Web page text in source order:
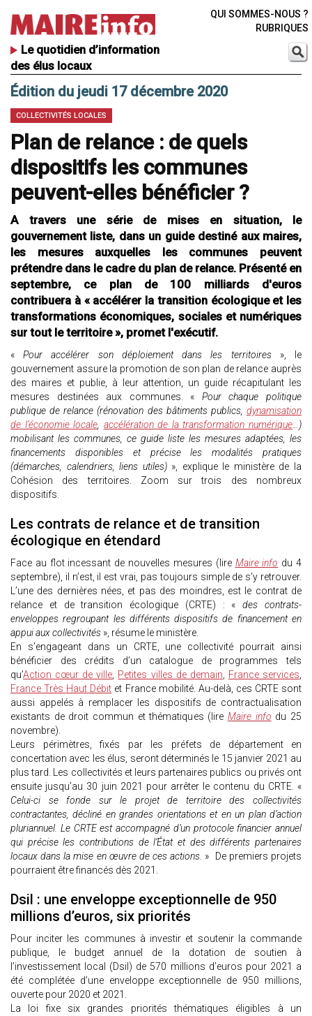
Le quotidien d’information
des élus locaux
QUI SOMMES-NOUS ?
RUBRIQUES
Édition du jeudi 17 décembre 2020
COLLECTIVITÉS LOCALES
Plan de relance : de quels
dispositifs les communes
peuvent-elles bénéficier ?
A travers une série de mises en situation, le
gouvernement liste, dans un guide destiné aux maires,
les mesures auxquelles les communes peuvent
prétendre dans le cadre du plan de relance. Présenté en
septembre, ce plan de 100 milliards d'euros
contribuera à « accélérer la transition écologique et les
transformations économiques, sociales et numériques
sur tout le territoire », promet l'exécutif.
«Pour accélérer son déploiement dans les territoires», le
gouvernement assure la promotion de son plan de relance auprès
des maires et publie, à leur attention, un guide récapitulant les
mesures destinées aux communes. « Pour chaque politique
publique de relance (rénovation des bâtiments publics, dynamisation
de l’économie locale, accélération de la transformation numérique…)
mobilisant les communes, ce guide liste les mesures adaptées, les
financements disponibles et précise les modalités pratiques
(démarches, calendriers, liens utiles)», explique le ministère de la
Cohésion des territoires. Zoom sur trois des nombreux
dispositifs.
Les contrats de relance et de transition
écologique en étendard
Face au flot incessant de nouvelles mesures (lire Maire info du 4
septembre), il n’est, il est vrai, pas toujours simple de s’y retrouver.
L’une des dernières nées, et pas des moindres, est le contrat de
relance et de transition écologique (CRTE) : « des contrats-
enveloppes regroupant les différents dispositifs de financement en
appui aux collectivités », résume le ministère.
En s’engageant dans un CRTE, une collectivité pourrait ainsi
bénéficier des crédits d’un catalogue de programmes tels
qu’Action cœur de ville, Petites villes de demain, France services,
France Très Haut Débit et France mobilité. Au-delà, ces CRTE sont
aussi appelés à remplacer les dispositifs de contractualisation
existants de droit commun et thématiques (lire Maire info du 25
novembre).
Leurs périmètres, fixés par les préfets de département en
concertation avec les élus, seront déterminés le 15 janvier 2021 au
plus tard. Les collectivités et leurs partenaires publics ou privés ont
ensuite jusqu’au 30 juin 2021 pour arrêter le contenu du CRTE. «
Celui-ci se fonde sur le projet de territoire des collectivités
contractantes, décliné en grandes orientations et en un plan d’action
pluriannuel. Le CRTE est accompagné d’un protocole financier annuel
qui précise les contributions de l’État et des différents partenaires
locaux dans la mise en œuvre de ces actions. » De premiers projets
pourraient être financés dès 2021.
Dsil : une enveloppe exceptionnelle de 950
millions d’euros, six priorités
Pour inciter les communes à investir et soutenir la commande
publique, le budget annuel de la dotation de soutien à
l’investissement local (Dsil) de 570 millions d’euros pour 2021 a
été complétée d’une enveloppe exceptionnelle de 950 millions,
ouverte pour 2020 et 2021.
La loi fixe six grandes priorités thématiques éligibles à un